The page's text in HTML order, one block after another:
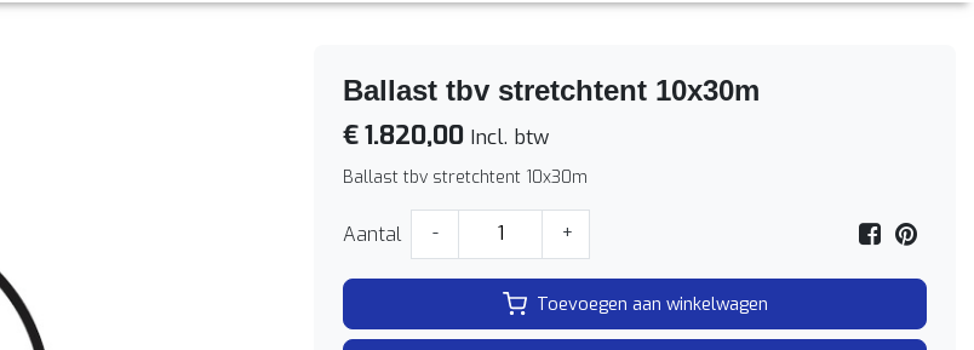
Ballast tbv stretchtent 10x30m
€ 1.820,00 Incl. btw
Ballast tbv stretchtent 10x30m
Aantal - +
Toevoegen aan winkelwagen